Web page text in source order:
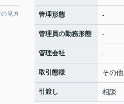
見方 管理形態 -
管理員の勤務形態 -
管理会社 -
取引態様 その他
引渡し 相談